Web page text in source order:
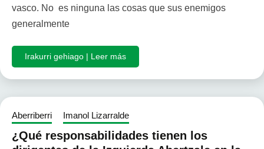
vasco. No es ninguna las cosas que sus enemigos
generalmente
Irakurri gehiago | Leer más
Aberriberri Imanol Lizarralde
¿Qué responsabilidades tienen los